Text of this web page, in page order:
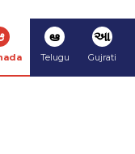
ఆ
Telugu
આ
Gujrati